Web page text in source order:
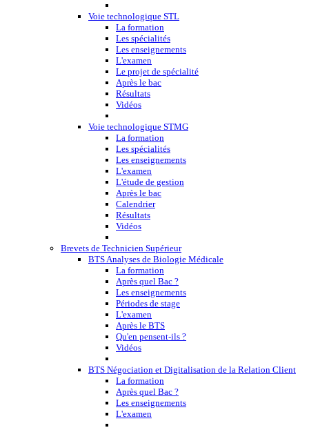
Voie technologique STL
La formation
Les spécialités
Les enseignements
L'examen
Le projet de spécialité
Après le bac
Résultats
Vidéos
Voie technologique STMG
La formation
Les spécialités
Les enseignements
L'examen
L'étude de gestion
Après le bac
Calendrier
Résultats
Vidéos
Brevets de Technicien Supérieur
BTS Analyses de Biologie Médicale
La formation
Après quel Bac ?
Les enseignements
Périodes de stage
L'examen
Après le BTS
Qu'en pensent-ils ?
Vidéos
BTS Négociation et Digitalisation de la Relation Client
La formation
Après quel Bac ?
Les enseignements
L'examen